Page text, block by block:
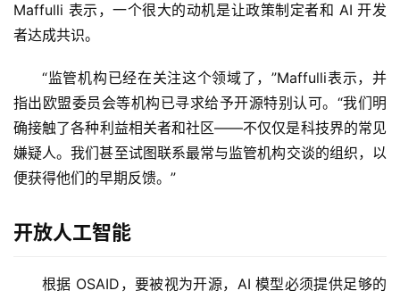
Maffulli 表示，一个很大的动机是让政策制定者和 AI 开发
者达成共识。
“监管机构已经在关注这个领域了，”Maffulli表示，并
指出欧盟委员会等机构已寻求给予开源特别认可。“我们明
确接触了各种利益相关者和社区——不仅仅是科技界的常见
嫌疑人。我们甚至试图联系最常与监管机构交谈的组织，以
便获得他们的早期反馈。”
开放人工智能
根据 OSAID，要被视为开源，AI 模型必须提供足够的